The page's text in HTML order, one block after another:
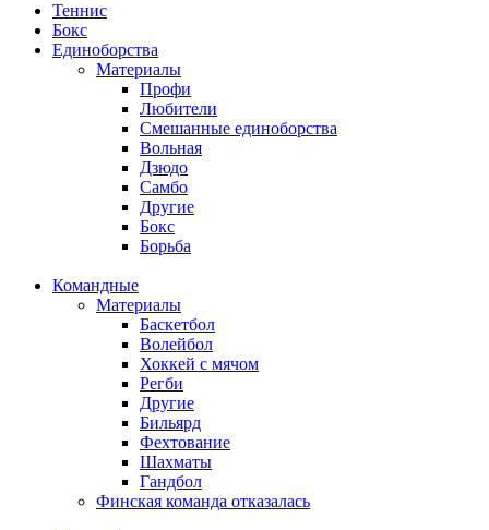
Теннис
Бокс
Единоборства
Материалы
Профи
Любители
Смешанные единоборства
Вольная
Дзюдо
Самбо
Другие
Бокс
Борьба
Командные
Материалы
Баскетбол
Волейбол
Хоккей с мячом
Регби
Другие
Бильярд
Фехтование
Шахматы
Гандбол
Финская команда отказалась